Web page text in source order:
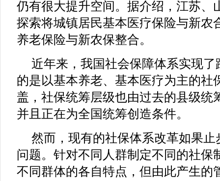
仍有很大提升空间。据介绍，江苏、
探索将城镇居民基本医疗保险与新农
养老保险与新农保整合。
近年来，我国社会保障体系实现
的是以基本养老、基本医疗为主的社
盖，社保统筹层级也由过去的县级统
并且正在为全国统筹创造条件。
然而，现有的社保体系改革如果
问题。针对不同人群制定不同的社保
不同群体的各自特点，但由此产生的